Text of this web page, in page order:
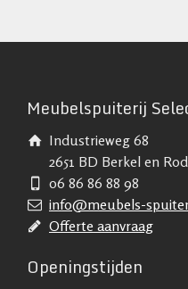
Meubelspuiterij
Industrieweg 68
2651 BD Berkel en
06 86 86 88 98
info@meubels-
Offerte aanvraag
Openingstijden